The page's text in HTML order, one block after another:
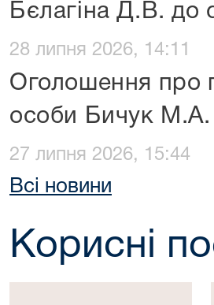
Бєлагіна Д.В. до
28 липня 2026, 14:11
Оголошення про
особи Бичук М.А.
27 липня 2026, 15:44
Всі новини
Корисні